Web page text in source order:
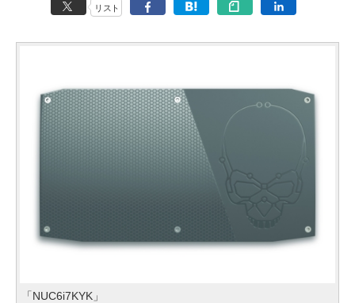
リスト
「NUC6i7KYK」